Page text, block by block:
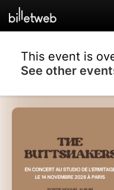
This event is
See other